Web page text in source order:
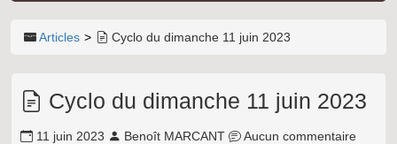
Articles Cyclo du dimanche 11 juin 2023
Cyclo du dimanche 11 juin 2023
11 juin 2023 Benoît MARCANT Aucun commentaire